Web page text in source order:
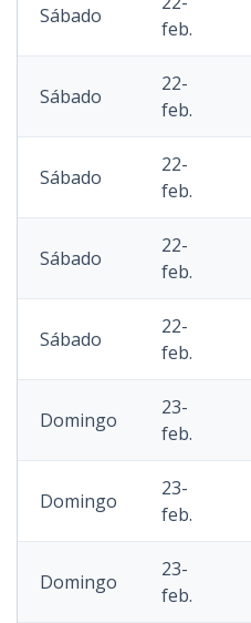
Sábado
feb.
Sábado
22-
feb.
Sábado
22-
feb.
Sábado
22-
feb.
Sábado
22-
feb.
Domingo
23-
feb.
Domingo
23-
feb.
Domingo
23-
feb.